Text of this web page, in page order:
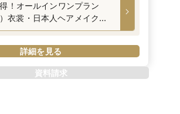
！オールインワンプラン
衣裳・日本人ヘアメイク・
詳細を見る
資料請求